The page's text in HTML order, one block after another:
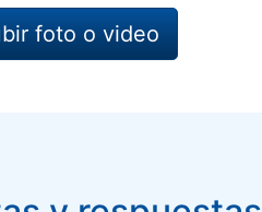
foto o video